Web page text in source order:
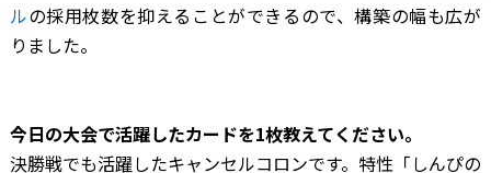
ルの採用枚数を抑えることができるので、構築の幅も広が
りました。
―――今日の大会で活躍したカードを1枚教えてください。
決勝戦でも活躍したキャンセルコロンです。特性「しんぴの